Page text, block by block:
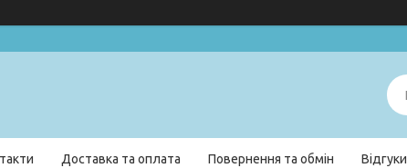
Доставка та оплата Повернення та обмін Відгуки